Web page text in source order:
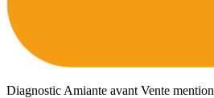
Diagnostic Amiante avant Vente mention